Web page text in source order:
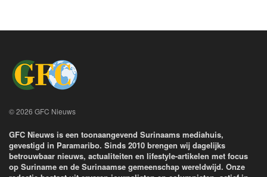
© 2026 GFC Nieuws
GFC Nieuws is een toonaangevend Surinaams mediahuis,
gevestigd in Paramaribo. Sinds 2010 brengen wij dagelijks
betrouwbaar nieuws, actualiteiten en lifestyle-artikelen met focus
op Suriname en de Surinaamse gemeenschap wereldwijd. Onze